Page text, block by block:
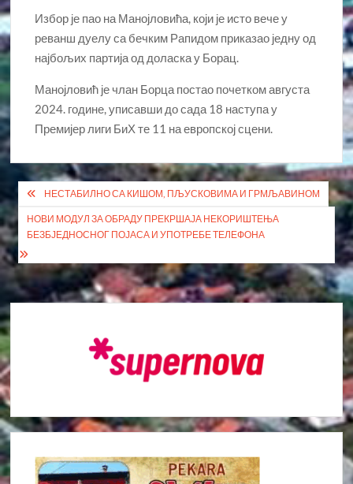
Избор је пао на Манојловића, који је исто вече у
реванш дуелу са бечким Рапидом приказао једну од
најбољих партија од доласка у Борац.
Манојловић је члан Борца постао почетком августа
2024. године, уписавши до сада 18 наступа у
Премијер лиги БиХ те 11 на европској сцени.
Кретање
чланка
НЕСТАБИЛНО СА КИШОМ, ПЉУСКОВИМА И ГРМЉАВИНОМ
НОВИ МОДУЛ ЗА ОБРАДУ ПРЕКРШАЈА НЕКОРИШТЕЊА
БЕЗБЈЕДНОСНОГ ПОЈАСА И УПОТРЕБЕ ТЕЛЕФОНА